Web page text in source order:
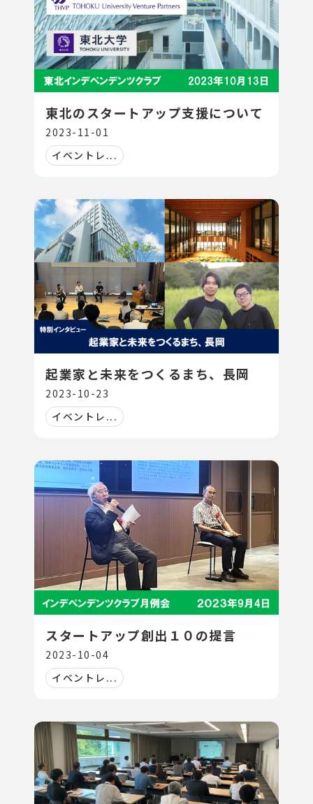
東北のスタートアップ支援について
2023-11-01
イベントレ...
起業家と未来をつくるまち、長岡
2023-10-23
イベントレ...
スタートアップ創出１０の提言
2023-10-04
イベントレ...